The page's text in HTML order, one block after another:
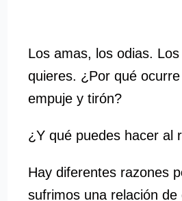
Los amas, los odias.
quieres. ¿Por qué
empuje y tirón?
¿Y qué puedes hacer al
Hay diferentes razones
sufrimos una relación de